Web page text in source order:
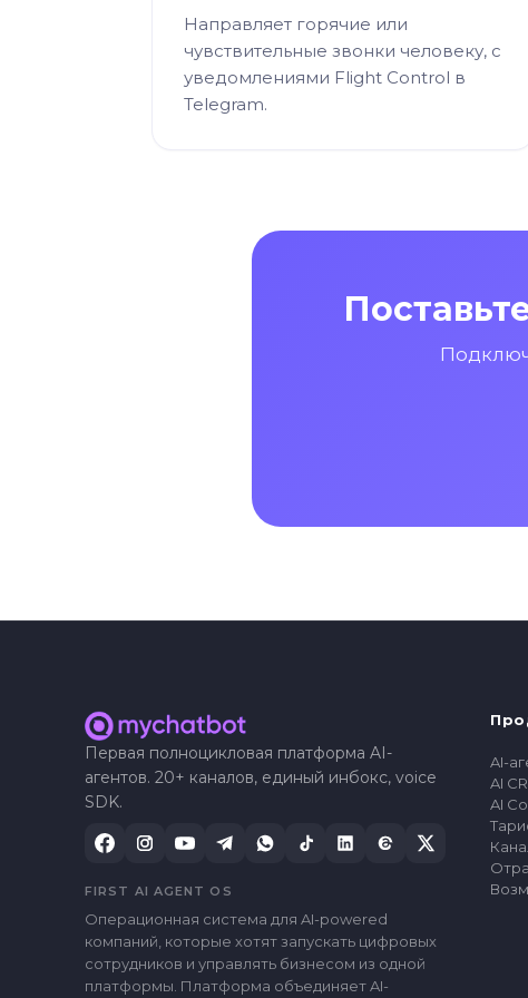
Направляет горячие или
чувствительные звонки человеку, с
уведомлениями Flight Control в
Telegram.
Первая полноцикловая платформа AI-
агентов. 20+ каналов, единый инбокс, voice
SDK.
FIRST AI AGENT OS
Операционная система для AI-powered
компаний, которые хотят запускать цифровых
сотрудников и управлять бизнесом из одной
платформы. Платформа объединяет AI-
AI-
AI
AI